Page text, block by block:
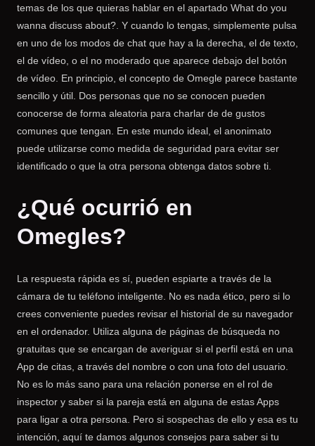
temas de los que quieras hablar en el apartado What do you
wanna discuss about?. Y cuando lo tengas, simplemente pulsa
en uno de los modos de chat que hay a la derecha, el de texto,
el de vídeo, o el no moderado que aparece debajo del botón
de vídeo. En principio, el concepto de Omegle parece bastante
sencillo y útil. Dos personas que no se conocen pueden
conocerse de forma aleatoria para charlar de de gustos
comunes que tengan. En este mundo ideal, el anonimato
puede utilizarse como medida de seguridad para evitar ser
identificado o que la otra persona obtenga datos sobre ti.
¿Qué ocurrió en
Omegles?
La respuesta rápida es sí, pueden espiarte a través de la
cámara de tu teléfono inteligente. No es nada ético, pero si lo
crees conveniente puedes revisar el historial de su navegador
en el ordenador. Utiliza alguna de páginas de búsqueda no
gratuitas que se encargan de averiguar si el perfil está en una
App de citas, a través del nombre o con una foto del usuario.
No es lo más sano para una relación ponerse en el rol de
inspector y saber si la pareja está en alguna de estas Apps
para ligar a otra persona. Pero si sospechas de ello y esa es tu
intención, aquí te damos algunos consejos para saber si tu